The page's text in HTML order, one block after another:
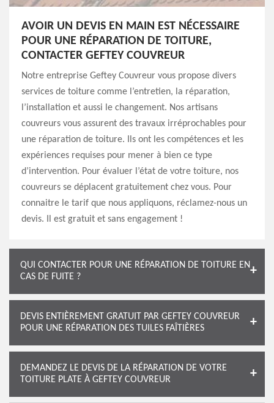
AVOIR UN DEVIS EN MAIN EST NÉCESSAIRE
POUR UNE RÉPARATION DE TOITURE,
CONTACTER GEFTEY COUVREUR
Notre entreprise Geftey Couvreur vous propose divers
services de toiture comme l’entretien, la réparation,
l’installation et aussi le changement. Nos artisans
couvreurs vous assurent des travaux irréprochables pour
une réparation de toiture. Ils ont les compétences et les
expériences requises pour mener à bien ce type
d’intervention. Pour évaluer l’état de votre toiture, nos
couvreurs se déplacent gratuitement chez vous. Pour
connaitre le tarif que nous appliquons, réclamez-nous un
devis. Il est gratuit et sans engagement !
QUI CONTACTER POUR UNE RÉPARATION DE TOITURE EN
CAS DE FUITE ?
DEVIS ENTIÈREMENT GRATUIT PAR GEFTEY COUVREUR
POUR UNE RÉPARATION DES TUILES FAÎTIÈRES
DEMANDEZ LE DEVIS DE LA RÉPARATION DE VOTRE
TOITURE PLATE À GEFTEY COUVREUR